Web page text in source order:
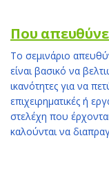
Που
Το σεμινάριο
είναι βασικό να
ικανότητες για να
επιχειρηματικές ή
στελέχη που
καλούνται να